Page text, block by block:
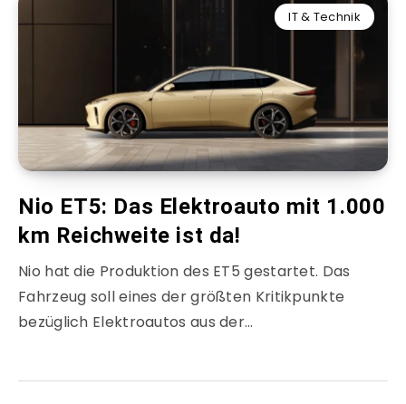
IT & Technik
Nio ET5: Das Elektroauto mit 1.000
km Reichweite ist da!
Nio hat die Produktion des ET5 gestartet. Das
Fahrzeug soll eines der größten Kritikpunkte
bezüglich Elektroautos aus der…